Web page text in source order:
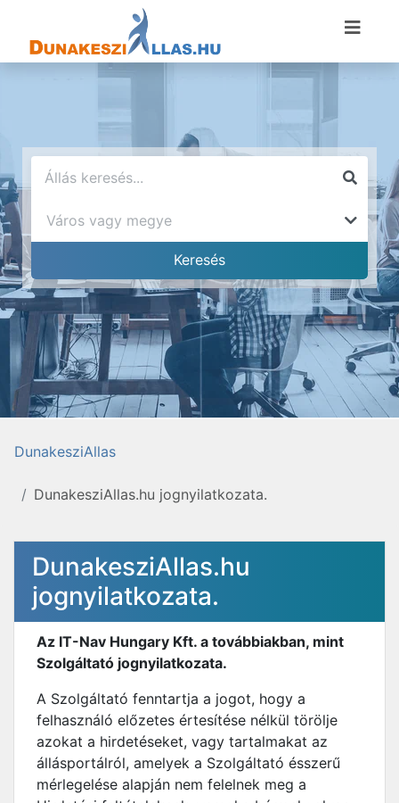
DunakesziAllas
DunakesziAllas.hu jognyilatkozata.
DunakesziAllas.hu
jognyilatkozata.
Az IT-Nav Hungary Kft. a továbbiakban, mint
Szolgáltató jognyilatkozata.
A Szolgáltató fenntartja a jogot, hogy a
felhasználó előzetes értesítése nélkül törölje
azokat a hirdetéseket, vagy tartalmakat az
állásportálról, amelyek a Szolgáltató ésszerű
mérlegelése alapján nem felelnek meg a